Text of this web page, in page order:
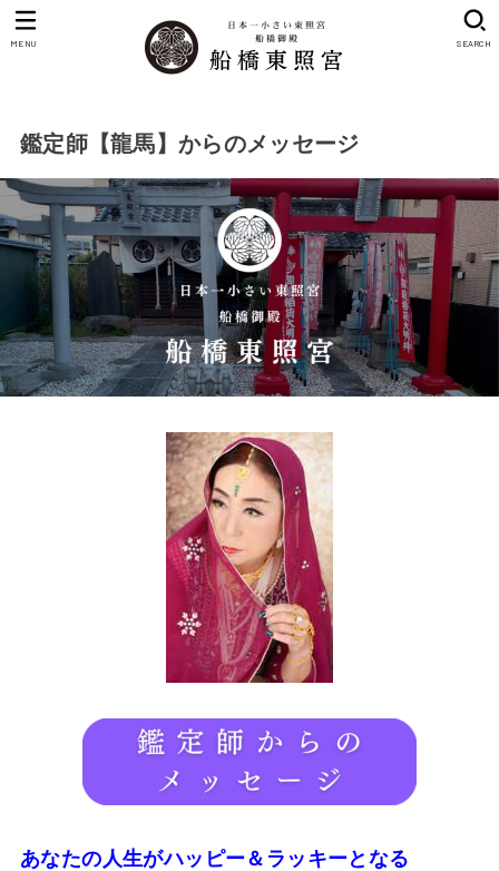
SEARCH
MENU
鑑定師【龍馬】からのメッセージ
あなたの人生がハッピー＆ラッキーとなる